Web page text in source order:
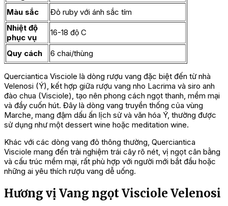
Màu sắc
Đỏ ruby với ánh sắc tím
Nhiệt độ
phục vụ
16-18 độ C
Quy cách 6 chai/thùng
Querciantica Visciole là dòng rượu vang đặc biệt đến từ nhà
Velenosi (Ý), kết hợp giữa rượu vang nho Lacrima và siro anh
đào chua (Visciole), tạo nên phong cách ngọt thanh, mềm mại
và đầy cuốn hút. Đây là dòng vang truyền thống của vùng
Marche, mang đậm dấu ấn lịch sử và văn hóa Ý, thường được
sử dụng như một dessert wine hoặc meditation wine.
Khác với các dòng vang đỏ thông thường, Querciantica
Visciole mang đến trải nghiệm trái cây rõ nét, vị ngọt cân bằng
và cấu trúc mềm mại, rất phù hợp với người mới bắt đầu hoặc
những ai yêu thích rượu vang dễ uống.
Hương vị Vang ngọt Visciole Velenosi